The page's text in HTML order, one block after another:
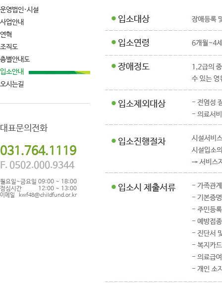
운영법인·시설
사업안내
연혁
조직도
층별안내도
입소안내
오시는길
대표문의전화
031.764.1119
F. 0502.000.9344
월요일~금요일
점심시간
09:00 ~ 18:00
12:00 ~ 13:00
이메일 kwf48@childfund.or.kr